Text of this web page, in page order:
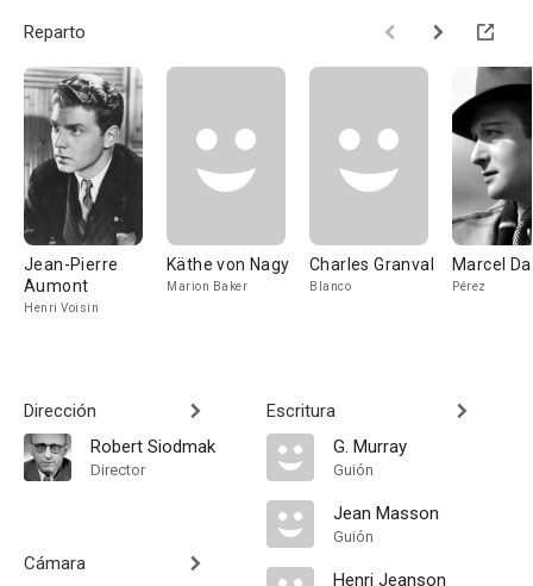
Reparto
Jean-Pierre
Aumont
Henri Voisin
Käthe von Nagy
Marion Baker
Charles Granval
Blanco
Marcel
Pérez
Dirección
Robert Siodmak
Director
Cámara
Escritura
G. Murray
Guión
Jean Masson
Guión
Henri Jeanson